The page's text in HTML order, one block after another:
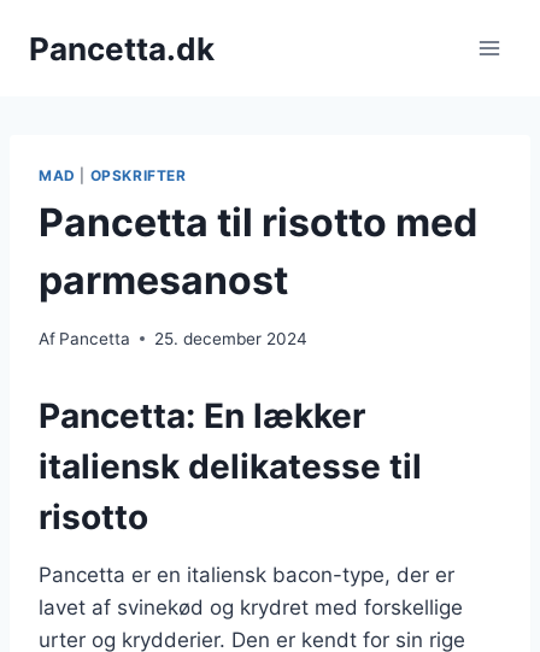
Pancetta.dk
MAD OPSKRIFTER
Pancetta til risotto med
parmesanost
Af Pancetta 25. december 2024
Pancetta: En lækker
italiensk delikatesse til
risotto
Pancetta er en italiensk bacon-type, der er
lavet af svinekød og krydret med forskellige
urter og krydderier. Den er kendt for sin rige